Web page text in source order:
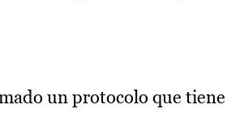
un protocolo que tiene